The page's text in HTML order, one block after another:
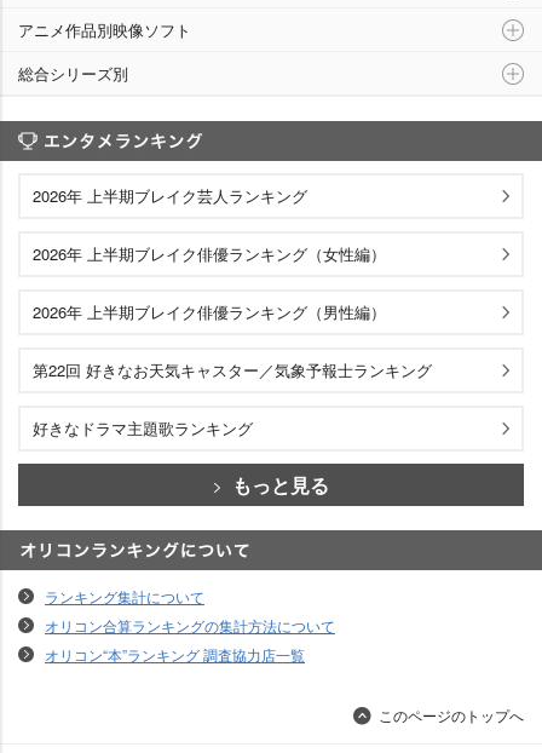
アニメ作品別映像ソフト
総合シリーズ別
2026年 上半期ブレイク芸人ランキング
2026年 上半期ブレイク俳優ランキング（女性編）
2026年 上半期ブレイク俳優ランキング（男性編）
第22回 好きなお天気キャスター／気象予報士ランキング
好きなドラマ主題歌ランキング
もっと見る
ランキング集計について
オリコン合算ランキングの集計方法について
オリコン“本”ランキング 調査協力店一覧
このページのトップへ